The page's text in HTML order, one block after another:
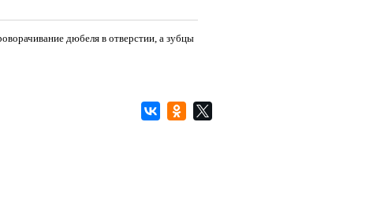
дюбеля в отверстии, а зубцы